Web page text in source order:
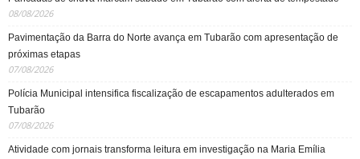
08/08/2026
Pavimentação da Barra do Norte avança em Tubarão com apresentação de
próximas etapas
07/08/2026
Polícia Municipal intensifica fiscalização de escapamentos adulterados em
Tubarão
07/08/2026
Atividade com jornais transforma leitura em investigação na Maria Emília